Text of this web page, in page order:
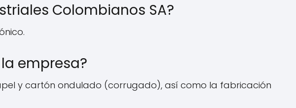
Colombianos SA?
empresa?
y cartón ondulado (corrugado), así como la fabricación